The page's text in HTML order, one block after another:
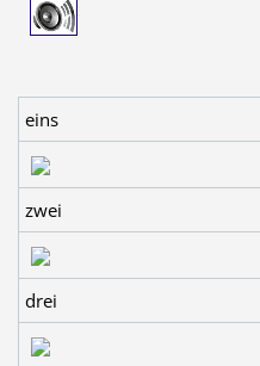
eins
zwei
drei